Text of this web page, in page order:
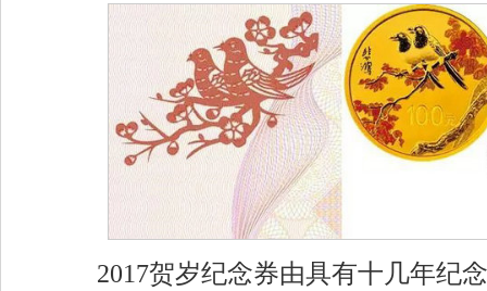
2017贺岁纪念券由具有十几年纪